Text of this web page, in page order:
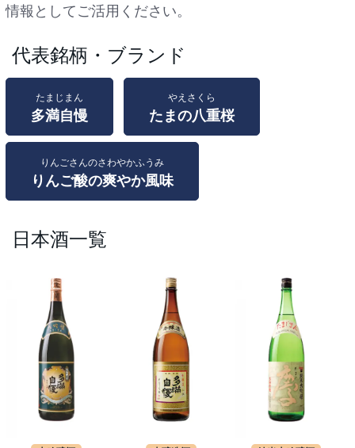
情報としてご活用ください。
代表銘柄・ブランド
たまじまん
多満自慢
やえさくら
たまの八重桜
りんごさんのさわやかふうみ
りんご酸の爽やか風味
日本酒一覧